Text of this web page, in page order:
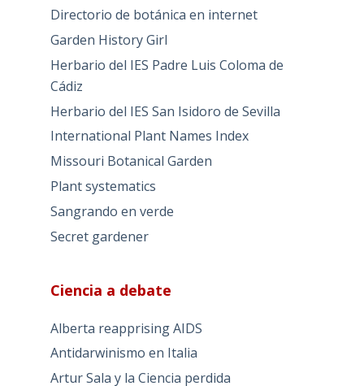
Directorio de botánica en internet
Garden History Girl
Herbario del IES Padre Luis Coloma de
Cádiz
Herbario del IES San Isidoro de Sevilla
International Plant Names Index
Missouri Botanical Garden
Plant systematics
Sangrando en verde
Secret gardener
Ciencia a debate
Alberta reapprising AIDS
Antidarwinismo en Italia
Artur Sala y la Ciencia perdida